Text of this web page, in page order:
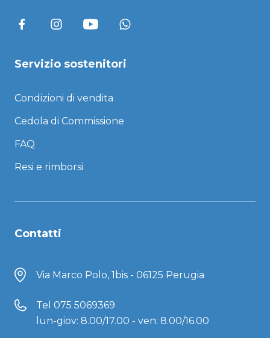
Servizio sostenitori
Condizioni di vendita
Cedola di Commissione
FAQ
Resi e rimborsi
Contatti
Via Marco Polo, 1bis - 06125 Perugia
Tel 075 5069369
lun-giov: 8.00/17.00 - ven: 8.00/16.00